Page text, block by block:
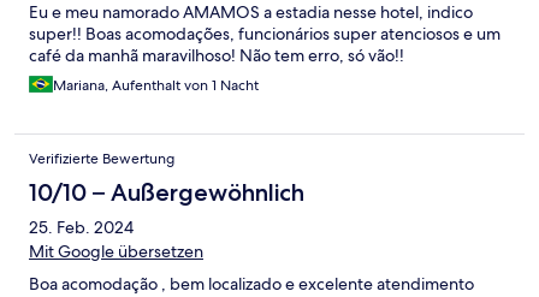
Eu e meu namorado AMAMOS a estadia nesse hotel, indico
super!! Boas acomodações, funcionários super atenciosos e um
café da manhã maravilhoso! Não tem erro, só vão!!
Mariana, Aufenthalt von 1 Nacht
Verifizierte Bewertung
10/10 – Außergewöhnlich
25. Feb. 2024
Mit Google übersetzen
Boa acomodação , bem localizado e excelente atendimento